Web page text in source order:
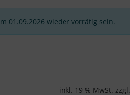
01.09.2026 wieder vorrätig sein.
inkl. 19 % MwSt. zzgl.